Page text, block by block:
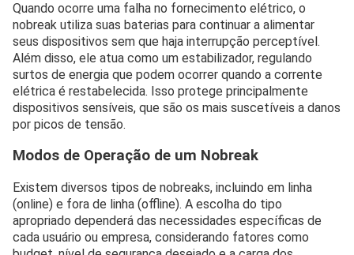
Quando ocorre uma falha no fornecimento elétrico, o
nobreak utiliza suas baterias para continuar a alimentar
seus dispositivos sem que haja interrupção perceptível.
Além disso, ele atua como um estabilizador, regulando
surtos de energia que podem ocorrer quando a corrente
elétrica é restabelecida. Isso protege principalmente
dispositivos sensíveis, que são os mais suscetíveis a danos
por picos de tensão.
Modos de Operação de um Nobreak
Existem diversos tipos de nobreaks, incluindo em linha
(online) e fora de linha (offline). A escolha do tipo
apropriado dependerá das necessidades específicas de
cada usuário ou empresa, considerando fatores como